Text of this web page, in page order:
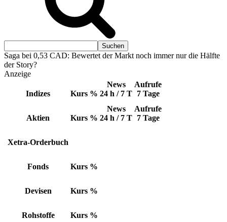
Saga bei 0,53 CAD: Bewertet der Markt noch immer nur die Hälfte
der Story?
Anzeige
Indizes Kurs %
News
24 h / 7 T
Aufrufe
7 Tage
Aktien Kurs %
News
24 h / 7 T
Aufrufe
7 Tage
Xetra-Orderbuch
Fonds Kurs %
Devisen Kurs %
Rohstoffe Kurs %